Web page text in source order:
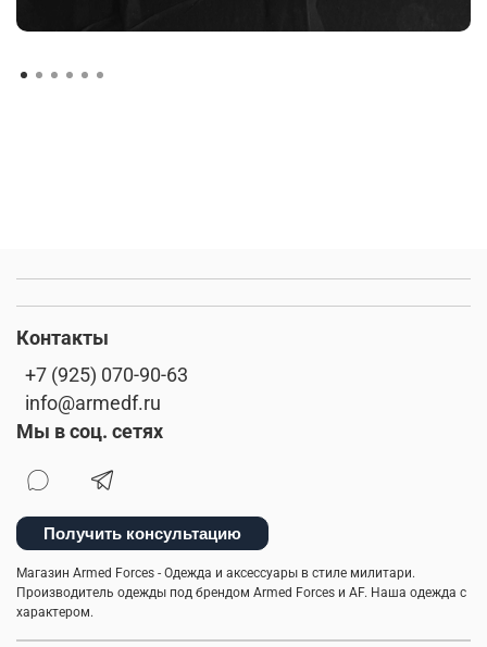
Контакты
+7 (925) 070-90-63
info@armedf.ru
Мы в соц. сетях
Получить консультацию
Магазин Armed Forces - Одежда и аксессуары в стиле милитари.
Производитель одежды под брендом Armed Forces и AF. Наша одежда с
характером.